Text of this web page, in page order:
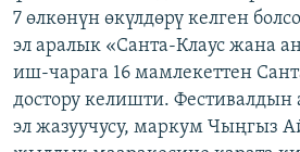
7 өлкөнүн өкүлдөрү келген
эл аралык «Санта-Клаус жана
иш-чарага 16 мамлекеттен
достору келишти.
эл жазуучусу, маркум Чыңгыз